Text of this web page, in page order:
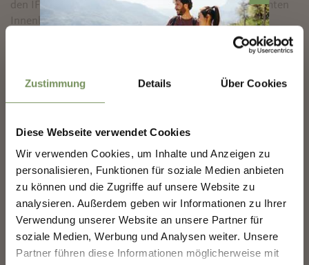
Zustimmung Details Über Cookies
Diese Webseite verwendet Cookies
Wir verwenden Cookies, um Inhalte und Anzeigen zu
personalisieren, Funktionen für soziale Medien anbieten
zu können und die Zugriffe auf unsere Website zu
analysieren. Außerdem geben wir Informationen zu Ihrer
Verwendung unserer Website an unsere Partner für
soziale Medien, Werbung und Analysen weiter. Unsere
Partner führen diese Informationen möglicherweise mit
den IFS-Zertifizierungsstandards. Daher sind im gesamten
Innenbereich keine Tiere erlaubt.
Ort
Kellereistraße 9
39020 Marling
Kontakt
Kellerei Meran
Kellereistr. 9
39020 Marling
Entdecke das Beste von Marling!🌄
Melde dich jetzt für unseren Newsletter an und sei
der Erste, der über exklusive Angebote, besondere
Veranstaltungen und versteckte Tipps für den
nächsten Besuch in Marling informiert wird!
👉 Jetzt anmelden unddeinen Urlaub in Marling
noch schöner machen!